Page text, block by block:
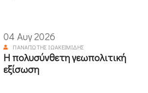
04 Αυγ 2026
ΠΑΝΑΓΙΏΤΗΣ ΙΩΑΚΕΙΜΊΔΗΣ
Η πολυσύνθετη γεωπολιτική
εξίσωση